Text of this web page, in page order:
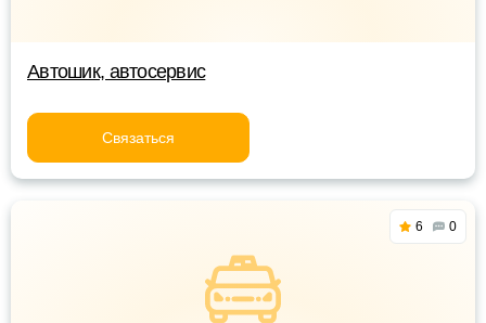
Автошик, автосервис
Связаться
6 0